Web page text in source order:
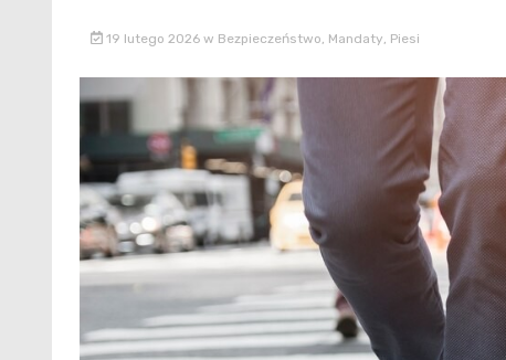
19 lutego 2026 w Bezpieczeństwo Mandaty Piesi